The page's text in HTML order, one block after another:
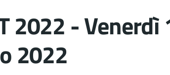
2022 - Venerdì
2022